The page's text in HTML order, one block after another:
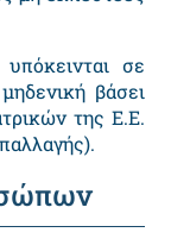
σε
βάσει
της Ε.Ε.